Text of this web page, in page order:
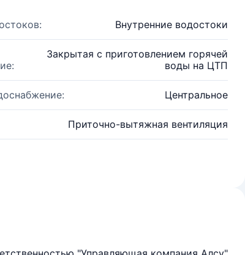
Внутренние водостоки
Закрытая с приготовлением горячей
воды на ЦТП
Центральное
Приточно-вытяжная вентиляция